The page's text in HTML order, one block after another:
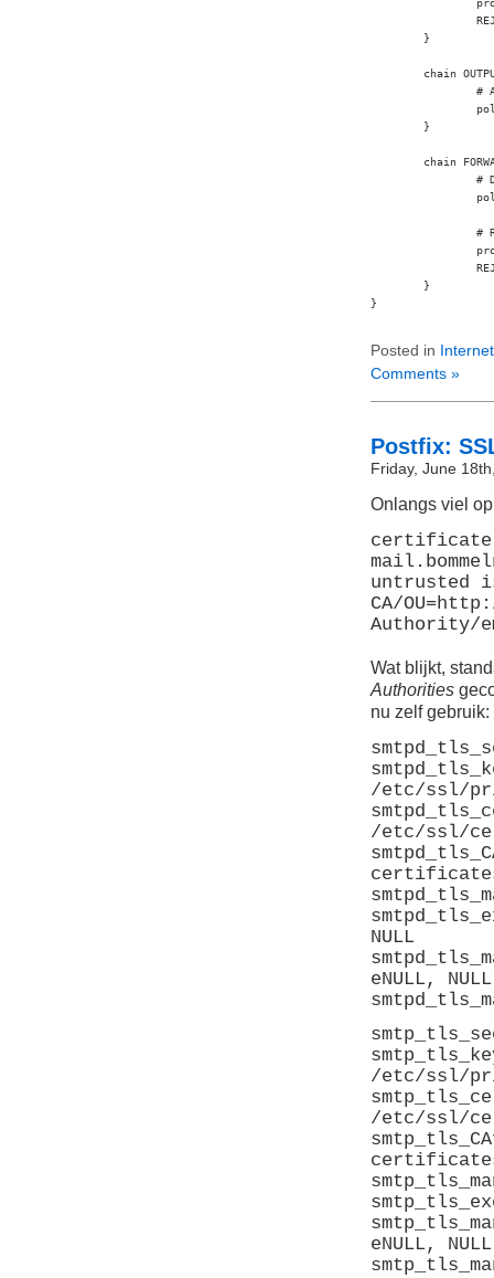
}
Posted in Internet
Comments »
Postfix:
Friday, June
Onlangs viel
untrusted
CA/
Authority/
Wat blijkt,
Authorities
nu zelf gebruik:
/etc/ssl/
/etc/ssl/
NULL
eNULL, NULL
/etc/ssl/
/etc/ssl/
eNULL, NULL